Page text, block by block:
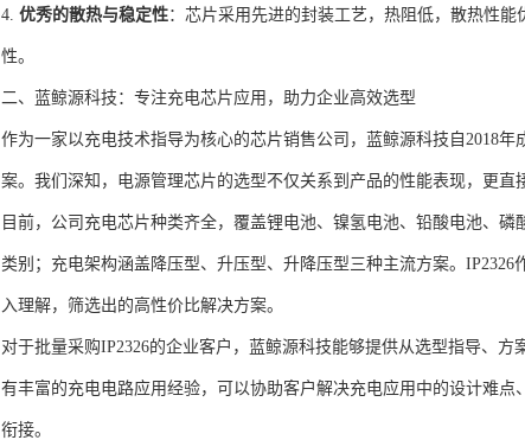
4. 优秀的散热与稳定性：芯片采用先进的封装工艺，热阻低，散热性
性。
二、蓝鲸源科技：专注充电芯片应用，助力企业高效选型
作为一家以充电技术指导为核心的芯片销售公司，蓝鲸源科技自2018
案。我们深知，电源管理芯片的选型不仅关系到产品的性能表现，更直
目前，公司充电芯片种类齐全，覆盖锂电池、镍氢电池、铅酸电池、
类别；充电架构涵盖降压型、升压型、升降压型三种主流方案。
入理解，筛选出的高性价比解决方案。
对于批量采购IP2326的企业客户，蓝鲸源科技能够提供从选型指导、
有丰富的充电电路应用经验，可以协助客户解决充电应用中的设计难
衔接。